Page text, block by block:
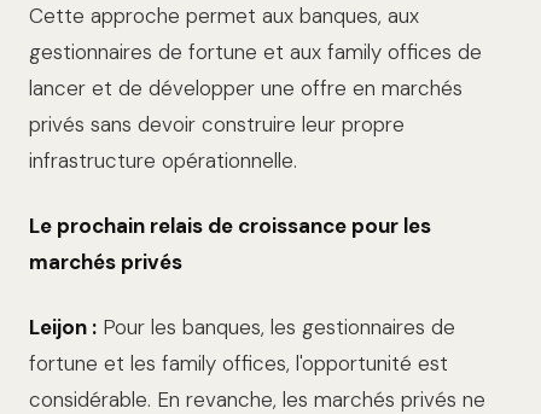
Cette approche permet aux banques, aux
gestionnaires de fortune et aux family offices de
lancer et de développer une offre en marchés
privés sans devoir construire leur propre
infrastructure opérationnelle.
Le prochain relais de croissance pour les
marchés privés
Leijon : Pour les banques, les gestionnaires de
fortune et les family offices, l'opportunité est
considérable. En revanche, les marchés privés ne